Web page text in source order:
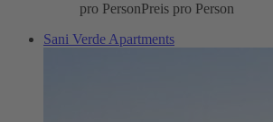
pro PersonPreis pro Person
Sani Verde Apartments